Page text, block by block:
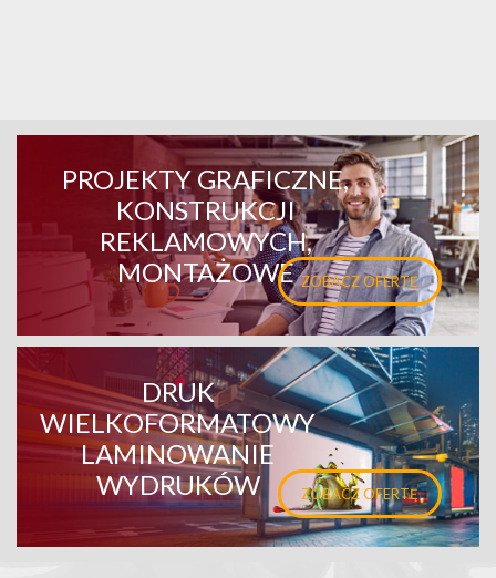
PROJEKTY GRAFICZNE,
KONSTRUKCJI
REKLAMOWYCH,
MONTAŻOWE ZOBACZ OFERTĘ
DRUK
WIELKOFORMATOWY
LAMINOWANIE
WYDRUKÓW
ZOBACZ OFERTĘ